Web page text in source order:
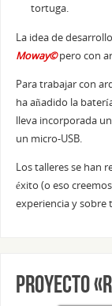
tortuga.
La idea de
Moway©pero con
Para trabajar con
ha añadido la
lleva incorporada
un micro-USB.
Los talleres se han
éxito (o eso
experiencia y
Proyecto